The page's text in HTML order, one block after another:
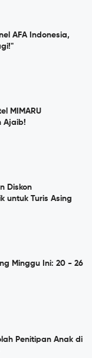
AFA Indonesia,
MIMARU
Ajaib!
Diskon
untuk Turis Asing
Minggu Ini: 20 - 26
Penitipan Anak di